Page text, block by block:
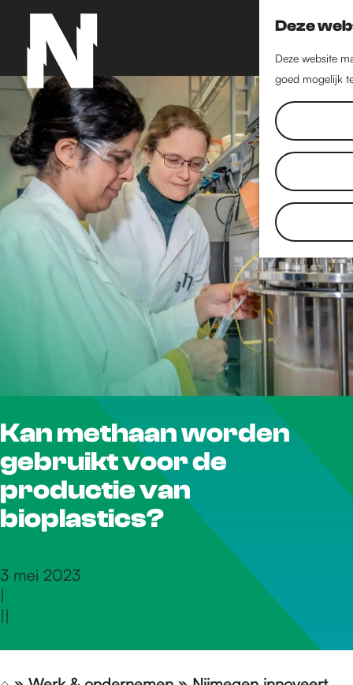
Deze
Deze website
goed mogelijk
G
a
n
a
a
r
d
e
h
m
Kan methaan worden
gebruikt voor de
productie van
bioplastics?
3 mei 2023
|
||